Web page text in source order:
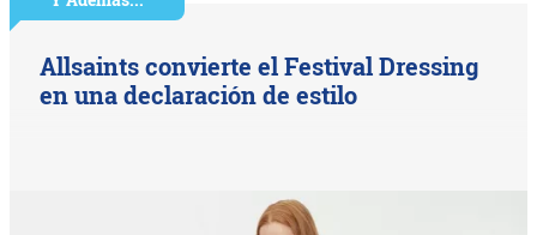
Allsaints convierte el Festival Dressing
en una declaración de estilo